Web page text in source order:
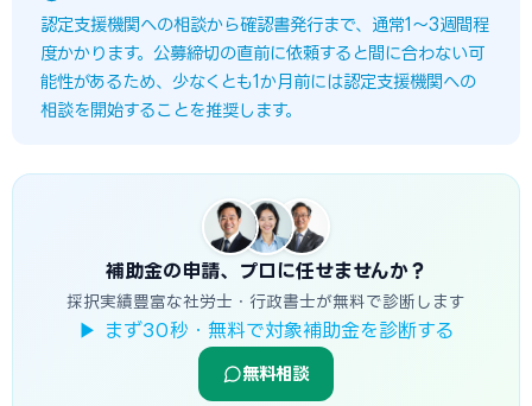
認定支援機関への相談から確認書発行まで、通常1〜3週間程
度かかります。公募締切の直前に依頼すると間に合わない可
能性があるため、少なくとも1か月前には認定支援機関への
相談を開始することを推奨します。
補助金の申請、プロに任せませんか？
採択実績豊富な社労士・行政書士が無料で診断します
▶ まず30秒・無料で対象補助金を診断する
無料相談